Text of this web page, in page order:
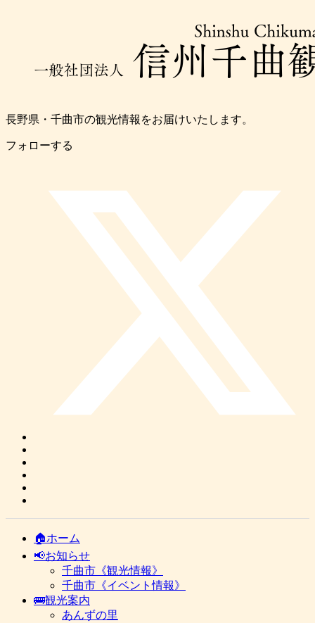
長野県・千曲市の観光情報をお届けいたします。
フォローする
🏠ホーム
📢お知らせ
千曲市《観光情報》
千曲市《イベント情報》
🚌観光案内
あんずの里